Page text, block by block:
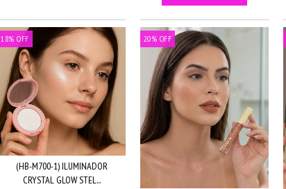
18%OFF
(HB-M700-1) ILUMINADOR
CRYSTAL GLOW STEL...
20% OFF